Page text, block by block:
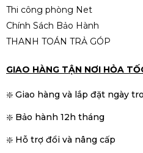
Thi công phòng Net
Chính Sách Bảo Hành
THANH TOÁN TRẢ GÓP
GIAO HÀNG TẬN NƠI HỎA
❇️ Giao hàng và lắp đặt ngày
❇️ Bảo hành 12h tháng
❇️ Hỗ trợ đổi và nâng cấp